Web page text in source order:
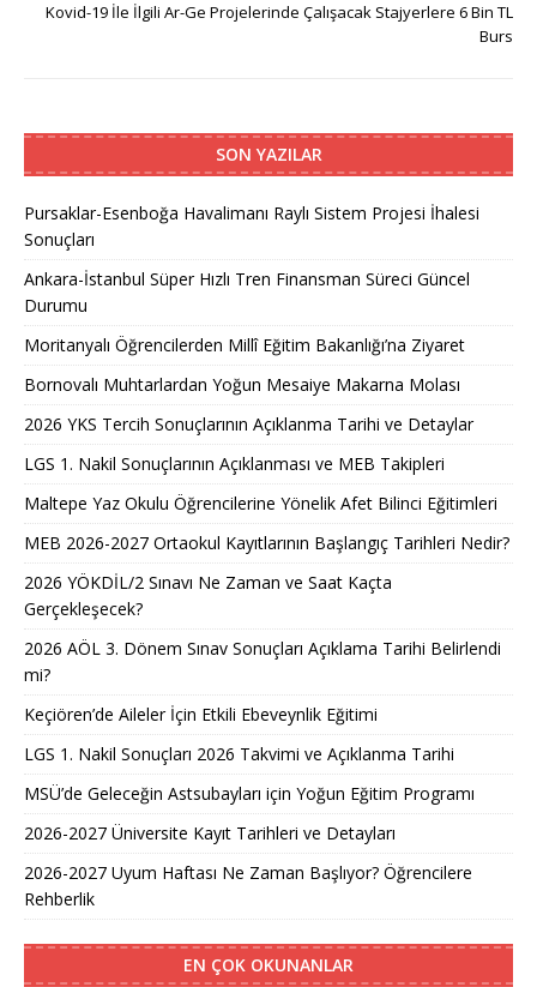
Kovid-19 İle İlgili Ar-Ge Projelerinde Çalışacak Stajyerlere 6 Bin TL
Burs
SON YAZILAR
Pursaklar-Esenboğa Havalimanı Raylı Sistem Projesi İhalesi
Sonuçları
Ankara-İstanbul Süper Hızlı Tren Finansman Süreci Güncel
Durumu
Moritanyalı Öğrencilerden Millî Eğitim Bakanlığı’na Ziyaret
Bornovalı Muhtarlardan Yoğun Mesaiye Makarna Molası
2026 YKS Tercih Sonuçlarının Açıklanma Tarihi ve Detaylar
LGS 1. Nakil Sonuçlarının Açıklanması ve MEB Takipleri
Maltepe Yaz Okulu Öğrencilerine Yönelik Afet Bilinci Eğitimleri
MEB 2026-2027 Ortaokul Kayıtlarının Başlangıç Tarihleri Nedir?
2026 YÖKDİL/2 Sınavı Ne Zaman ve Saat Kaçta
Gerçekleşecek?
2026 AÖL 3. Dönem Sınav Sonuçları Açıklama Tarihi Belirlendi
mi?
Keçiören’de Aileler İçin Etkili Ebeveynlik Eğitimi
LGS 1. Nakil Sonuçları 2026 Takvimi ve Açıklanma Tarihi
MSÜ’de Geleceğin Astsubayları için Yoğun Eğitim Programı
2026-2027 Üniversite Kayıt Tarihleri ve Detayları
2026-2027 Uyum Haftası Ne Zaman Başlıyor? Öğrencilere
Rehberlik
EN ÇOK OKUNANLAR